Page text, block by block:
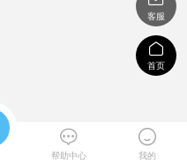
客服

首页

帮助中心

我的